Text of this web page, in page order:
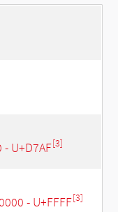
U+D7AF[3]
- U+FFFF[3]